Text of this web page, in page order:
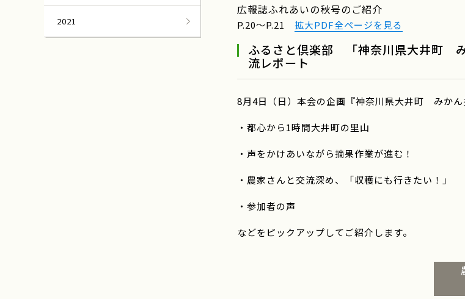
広報誌ふれあいの秋号のご紹介
P.20～P.21 拡大PDF全ページを見る
ふるさと倶楽部 「神奈川県大井町
流レポート
8月4日（日）本会の企画『神奈川県大井町 みかん
・都心から1時間大井町の里山
・声をかけあいながら摘果作業が進む！
・農家さんと交流深め、「収穫にも行きたい！」
・参加者の声
などをピックアップしてご紹介します。
2021